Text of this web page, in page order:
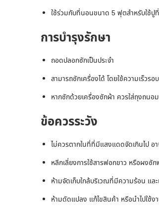
ใช้ร่วมกับที่นอนขนาด 5 ฟุตสำหรับใช้
การบำรุงรักษา
ถอดปลอกซักเป็นประจำ
สามารถซักเครื่องได้ โดยใช้ความเร็วร
หากซักด้วยเครื่องซักผ้า ควรใส่ถุงถนอ
ข้อควรระวัง
ไม่ควรตากในที่ที่มีแสงแดดจัดเกินไป อา
หลีกเลี่ยงการใช้สารฟอกขาว หรือผงซั
ห้ามจัดเก็บใกล้บริเวณที่มีความร้อน และ
ห้ามดัดแปลง แก้ไขสินค้า หรือนำไปใช้ง